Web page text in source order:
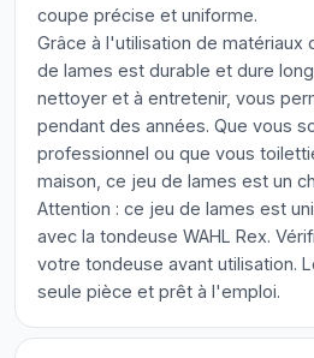
coupe précise et uniforme.
Grâce à l'utilisation de matériaux
de lames est durable et dure
nettoyer et à entretenir, vous
pendant des années. Que vous
professionnel ou que vous
maison, ce jeu de lames est un
Attention : ce jeu de lames est
avec la tondeuse WAHL Rex.
votre tondeuse avant utilisation.
seule pièce et prêt à l'emploi.